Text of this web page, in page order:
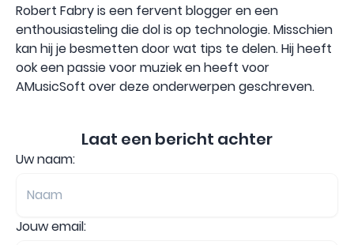
Robert Fabry is een fervent blogger en een
enthousiasteling die dol is op technologie. Misschien
kan hij je besmetten door wat tips te delen. Hij heeft
ook een passie voor muziek en heeft voor
AMusicSoft over deze onderwerpen geschreven.
Laat een bericht achter
Uw naam:
Jouw email: